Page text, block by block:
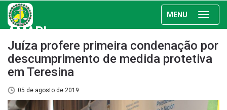
MENU
AMAPI
Juíza profere primeira condenação por
descumprimento de medida protetiva
em Teresina
05 de agosto de 2019